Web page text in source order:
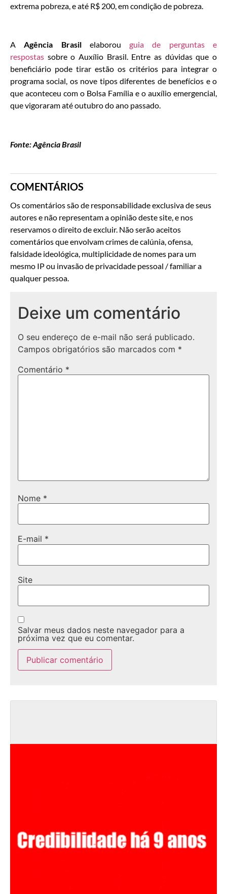
extrema pobreza, e até R$ 200, em condição de pobreza.
AAgência Brasilelaborouguia de perguntas e
respostas sobre o Auxílio Brasil. Entre as dúvidas que o
beneficiário pode tirar estão os critérios para integrar o
programa social, os nove tipos diferentes de benefícios e o
que aconteceu com o Bolsa Família e o auxílio emergencial,
que vigoraram até outubro do ano passado.
Fonte: Agência Brasil
COMENTÁRIOS
Os comentários são de responsabilidade exclusiva de seus
autores e não representam a opinião deste site, e nos
reservamos o direito de excluir. Não serão aceitos
comentários que envolvam crimes de calúnia, ofensa,
falsidade ideológica, multiplicidade de nomes para um
mesmo IP ou invasão de privacidade pessoal / familiar a
qualquer pessoa.
Deixe um comentário
O seu endereço de e-mail não será publicado.
Campos obrigatórios são marcados com *
Comentário *
Nome *
E-mail *
Site
Salvar meus dados neste navegador para a
próxima vez que eu comentar.